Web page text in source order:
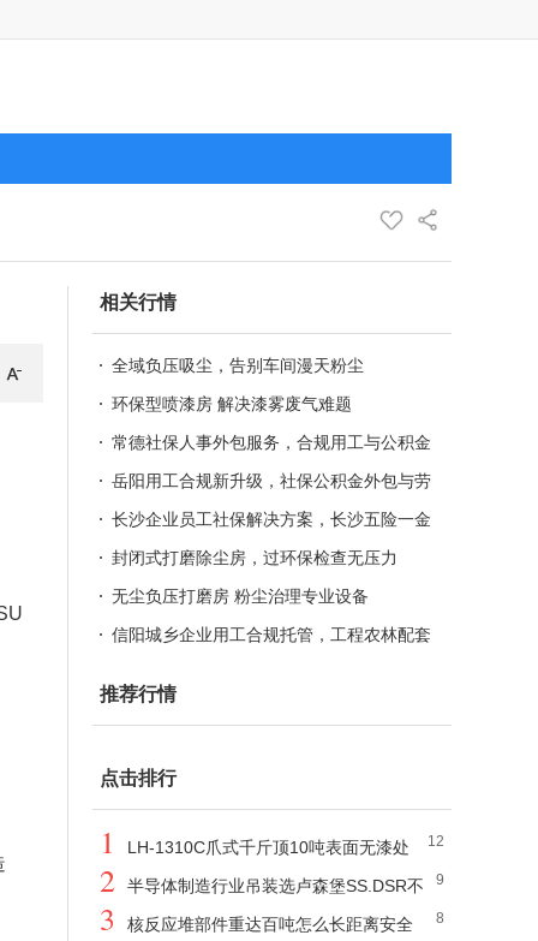
相关行情
全域负压吸尘，告别车间漫天粉尘
环保型喷漆房 解决漆雾废气难题
常德社保人事外包服务，合规用工与公积金
新政代办
岳阳用工合规新升级，社保公积金外包与劳
务派遣一站式服务
长沙企业员工社保解决方案，长沙五险一金
外包、本地劳务派遣服务商
封闭式打磨除尘房，过环保检查无压力
无尘负压打磨房 粉尘治理专业设备
信阳城乡企业用工合规托管，工程农林配套
推荐行情
点击排行
12
1
LH-1310C爪式千斤顶10吨表面无漆处
理,晶圆厂无污染
9
2
半导体制造行业吊装选卢森堡SS.DSR不
锈钢旋转吊环,无污染
8
3
核反应堆部件重达百吨怎么长距离安全